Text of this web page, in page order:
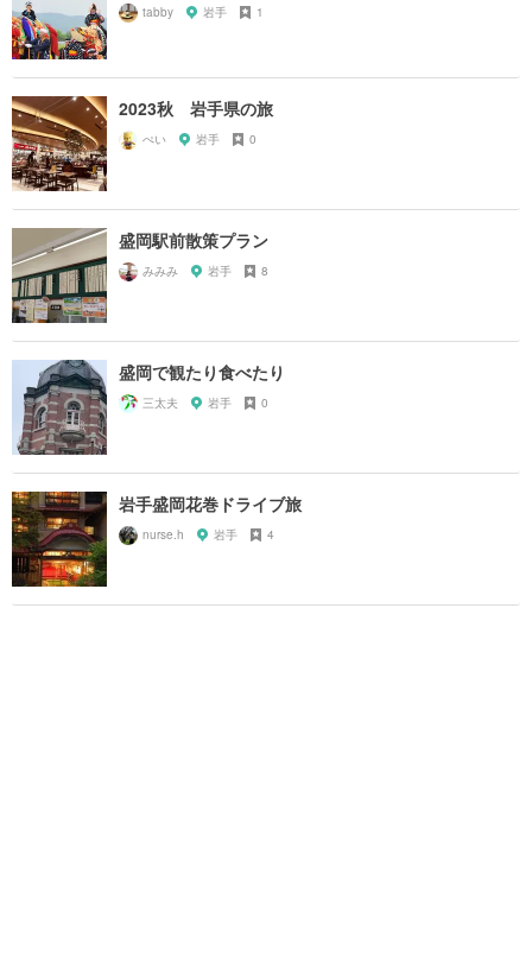
tabby 岩手 1
2023秋 岩手県の旅
ぺい 岩手 0
盛岡駅前散策プラン
みみみ 岩手 8
盛岡で観たり食べたり
三太夫 岩手 0
岩手盛岡花巻ドライブ旅
nurse.h 岩手 4